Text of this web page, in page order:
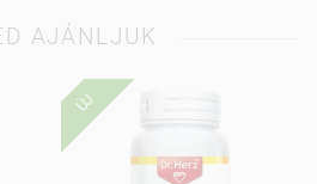
AJÁNLJUK
ÚJ